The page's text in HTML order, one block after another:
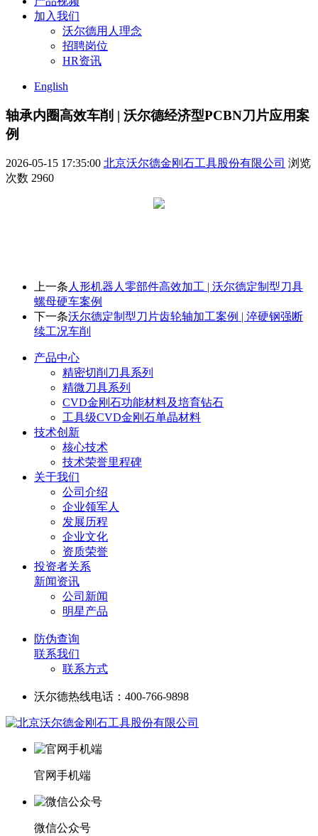
加入我们
沃尔德用人理念
招聘岗位
HR资讯
English
轴承内圈高效车削 | 沃尔德经济型PCBN刀片应用案
例
2026-05-15 17:35:00 北京沃尔德金刚石工具股份有限公司 浏览
次数 2960
上一条 人形机器人零部件高效加工 | 沃尔德定制型刀具
螺母硬车案例
下一条沃尔德定制型刀片齿轮轴加工案例 | 淬硬钢强断
续工况车削
产品中心
精密切削刀具系列
精微刀具系列
CVD金刚石功能材料及培育钻石
工具级CVD金刚石单晶材料
技术创新
核心技术
技术荣誉里程碑
关于我们
公司介绍
企业领军人
发展历程
企业文化
资质荣誉
投资者关系
新闻资讯
公司新闻
明星产品
防伪查询
联系我们
联系方式
沃尔德热线电话：400-766-9898
官网手机端
微信公众号